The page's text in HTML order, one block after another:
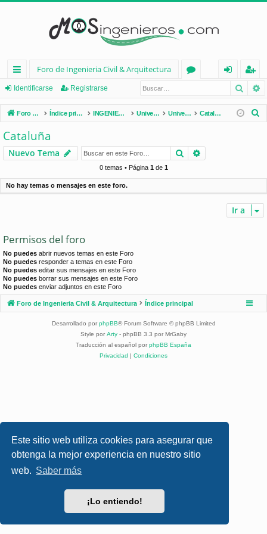
Este sitio web utiliza cookies para asegurar que
obtenga la mejor experiencia en nuestro sitio
web. Saber más
¡Lo entiendo!
nl
ac
es
rá
pi
d
Foro de Ingenieria Civil & Arquitectura
os
nt
ifi
e
eg
ist
ra
Identificarse Registrarse
Foro de Ingenieria Civil & Arquitectura Índice principal INGENIERÍA CIVIL (España) Universidades de España Universidades por Comunidades Cataluña
r
Cataluña
Nuevo Tema Buscar
0 temas • Página 1de 1
No hay temas o mensajes en este foro.
Ir a
Permisos del foro
No puedes abrir nuevos temas en este Foro
No puedes responder a temas en este Foro
No puedes editar sus mensajes en este Foro
No puedes borrar sus mensajes en este Foro
No puedes enviar adjuntos en este Foro
Foro de Ingenieria Civil & Arquitectura Índice principal
Desarrollado por phpBB® Forum Software © phpBB Limited
Style por Arty - phpBB 3.3 por MrGaby
Traducción al español por phpBB España
Privacidad | Condiciones